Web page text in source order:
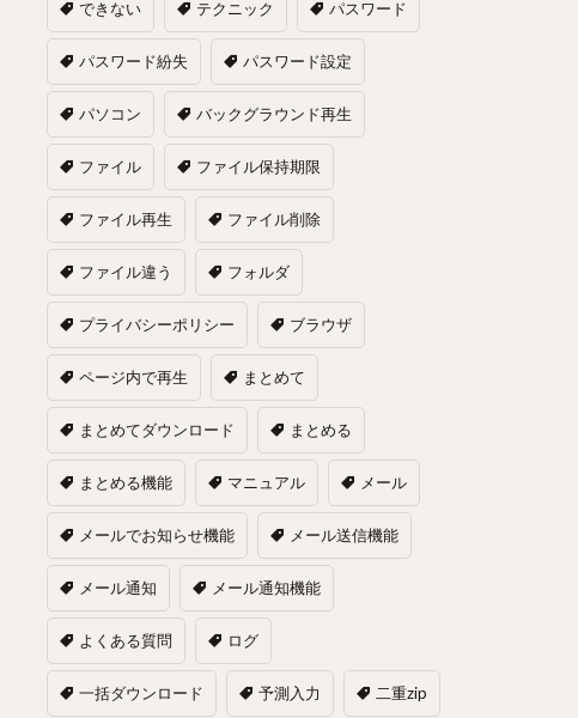
できない テクニック パスワード
パスワード紛失 パスワード設定
パソコン バックグラウンド再生
ファイル ファイル保持期限
ファイル再生 ファイル削除
ファイル違う フォルダ
プライバシーポリシー ブラウザ
ページ内で再生 まとめて
まとめてダウンロード まとめる
まとめる機能 マニュアル メール
メールでお知らせ機能 メール送信機能
メール通知 メール通知機能
よくある質問 ログ
一括ダウンロード 予測入力 二重zip